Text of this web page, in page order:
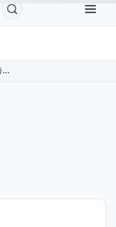
US$0.9991 BNBBNB
Bittensor Root Reborn: 검증인이 펀드 매니저로 변신하나